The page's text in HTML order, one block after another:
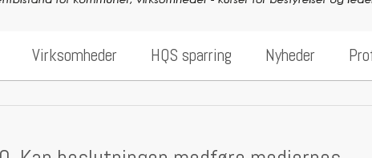
Virksomheder HQS sparring Nyheder